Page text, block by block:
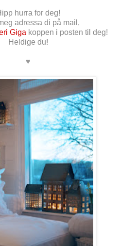
hurra for deg!
adressa di på mail,
Giga koppen i posten til deg!
Heldige du!
♥